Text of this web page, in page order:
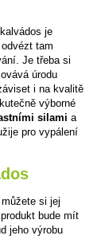
je
tam
Je třeba si
úrodu
i na kvalitě
výborné
silami a
pro vypálení
si jej
bude mít
jeho výrobu